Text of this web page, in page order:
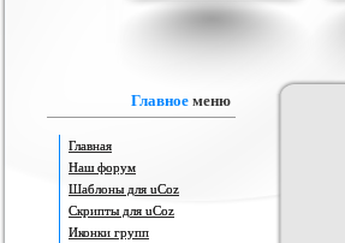
Главное меню
Главная
Наш форум
Шаблоны для uCoz
Скрипты для uCoz
Иконки групп